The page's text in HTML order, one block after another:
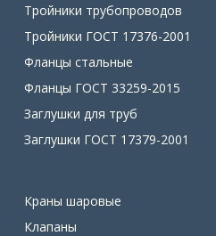
Тройники трубопроводов
Тройники ГОСТ 17376-2001
Фланцы стальные
Фланцы ГОСТ 33259-2015
Заглушки для труб
Заглушки ГОСТ 17379-2001
Краны шаровые
Клапаны